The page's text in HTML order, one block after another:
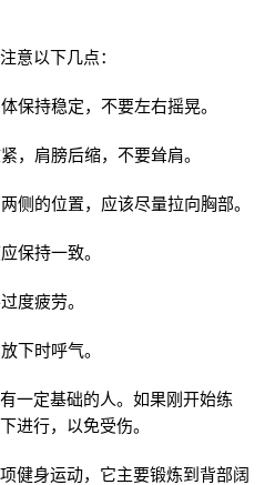
意以下几点：
保持稳定，不要左右摇晃。
，肩膀后缩，不要耸肩。
侧的位置，应该尽量拉向胸部。
保持一致。
度疲劳。
下时呼气。
一定基础的人。如果刚开始练
进行，以免受伤。
健身运动，它主要锻炼到背部阔